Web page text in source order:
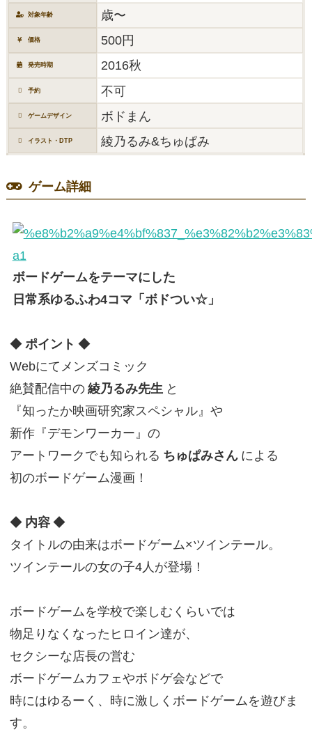
対象年齢 歳〜
価格 500円
発売時期 2016秋
予約 不可
ゲームデザイン ボドまん
イラスト・DTP 綾乃るみ&ちゅぱみ
ゲーム詳細
ボードゲームをテーマにした
日常系ゆるふわ4コマ「ボドつい☆」
◆ ポイント ◆
Webにてメンズコミック
絶賛配信中の 綾乃るみ先生 と
『知ったか映画研究家スペシャル』や
新作『デモンワーカー』の
アートワークでも知られる ちゅぱみさん による
初のボードゲーム漫画！
◆ 内容 ◆
タイトルの由来はボードゲーム×ツインテール。
ツインテールの女の子4人が登場！
ボードゲームを学校で楽しむくらいでは
物足りなくなったヒロイン達が、
セクシーな店長の営む
ボードゲームカフェやボドゲ会などで
時にはゆるーく、時に激しくボードゲームを遊びま
す。